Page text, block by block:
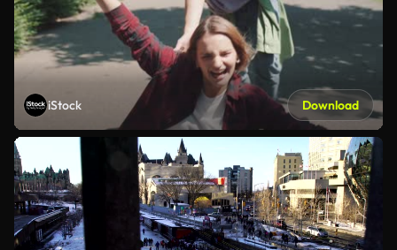
iStock Download